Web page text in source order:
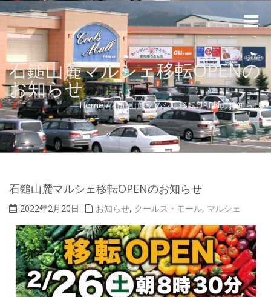
Toggle
石鎚山麓マルシェ移転OPENの
お知らせ
Home / 石鎚山麓マルシェ移転OPENのお知らせ
石鎚山麓マルシェ移転OPENのお知らせ
2022年2月20日 お知らせ, クールス・モール, マルシェ